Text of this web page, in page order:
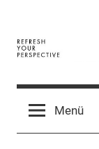
springen
Y
Digital
BusinessMenü